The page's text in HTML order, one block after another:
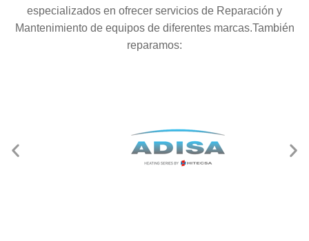
especializados en ofrecer servicios de Reparación y
Mantenimiento de equipos de diferentes marcas.También
reparamos: